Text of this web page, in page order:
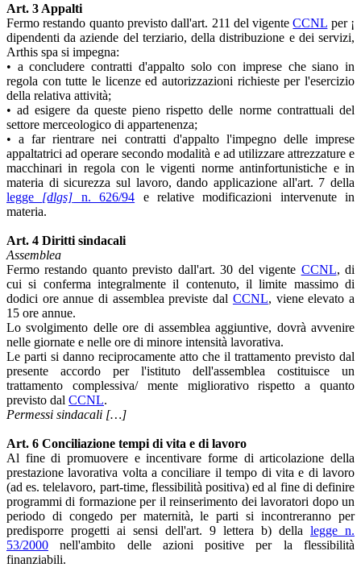
Art. 3 Appalti
Fermo restando quanto previsto dall'art. 211 del vigenteCCNL per ¡
dipendenti da aziende del terziario, della distribuzione e dei servizi,
Arthis spa si impegna:
• a concludere contratti d'appalto solo con imprese che siano in
regola con tutte le licenze ed autorizzazioni richieste per l'esercizio
della relativa attività;
• ad esigere da queste pieno rispetto delle norme contrattuali del
settore merceologico di appartenenza;
• a far rientrare nei contratti d'appalto l'impegno delle imprese
appaltatrici ad operare secondo modalità e ad utilizzare attrezzature e
macchinari in regola con le vigenti norme antinfortunistiche e in
materia di sicurezza sul lavoro, dando applicazione all'art. 7 della
legge [dlgs] n. 626/94 e relative modificazioni intervenute in
materia.
Art. 4 Diritti sindacali
Assemblea
Fermo restando quanto previsto dall'art. 30 del vigente CCNL, di
cui si conferma integralmente il contenuto, il limite massimo di
dodici ore annue di assemblea previste dal CCNL, viene elevato a
15 ore annue.
Lo svolgimento delle ore di assemblea aggiuntive, dovrà avvenire
nelle giornate e nelle ore di minore intensità lavorativa.
Le parti si danno reciprocamente atto che il trattamento previsto dal
presente accordo per l'istituto dell'assemblea costituisce un
trattamento complessiva/ mente migliorativo rispetto a quanto
previsto dal CCNL.
Permessi sindacali […]
Art. 6 Conciliazione tempi di vita e di lavoro
Al fine di promuovere e incentivare forme di articolazione della
prestazione lavorativa volta a conciliare il tempo di vita e di lavoro
(ad es. telelavoro, part-time, flessibilità positiva) ed al fine di definire
programmi di formazione per il reinserimento dei lavoratori dopo un
periodo di congedo per maternità, le parti si incontreranno per
predisporre progetti ai sensi dell'art. 9 lettera b) della legge n.
53/2000 nell'ambito delle azioni positive per la flessibilità
finanziabili.